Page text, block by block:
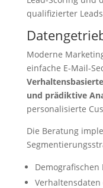
qualifizierter
Moderne
einfache E-Mail-
und prädiktive
personalisierte
Die Beratung
Demografischen
Verhaltensdaten